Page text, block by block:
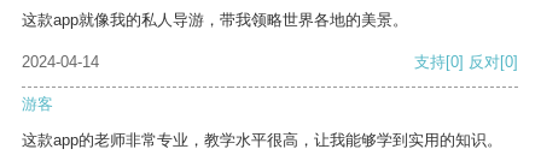
这款app就像我的私人导游，带我领略世界各地的美景。
2024-04-14 支持[0] 反对[0]
游客
这款app的老师非常专业，教学水平很高，让我能够学到实用的知识。